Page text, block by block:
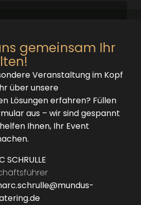
gemeinsam Ihr
Veranstaltung im Kopf
über unsere
Lösungen erfahren? Füllen
aus – wir sind gespannt
Ihnen, Ihr Event
SCHRULLE